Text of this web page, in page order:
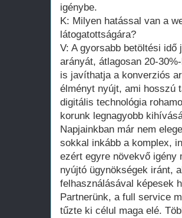
igénybe.
K: Milyen hatással van a
látogatottságára?
V: A gyorsabb betöltési
arányát, átlagosan 20-
is javíthatja a konverziós
élményt nyújt, ami hosszú
digitális technológia
korunk legnagyobb
Napjainkban már nem
sokkal inkább a komplex,
ezért egyre növekvő igény
nyújtó ügynökségek iránt,
felhasználásával képesek
Partnerünk, a full service
tűzte ki célul maga elé.